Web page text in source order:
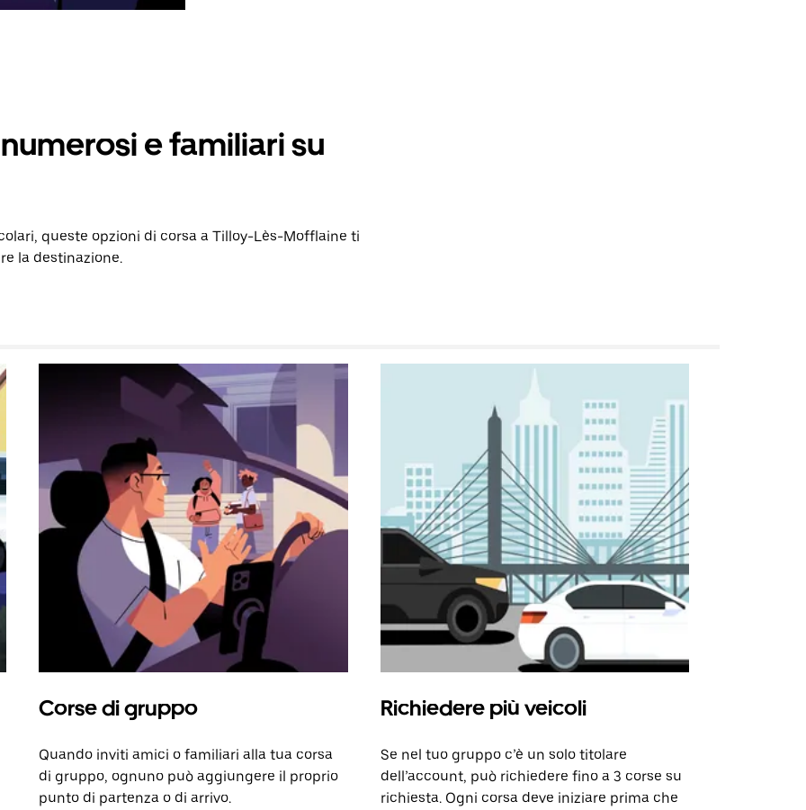
e familiari su
queste opzioni di corsa a Tilloy-Lès-Mofflaine ti
la destinazione.
Corse di gruppo
Quando inviti amici o familiari alla tua corsa
di gruppo, ognuno può aggiungere il proprio
punto di partenza o di arrivo.
Richiedere più veicoli
Se nel tuo gruppo c’è un solo titolare
dell’account, può richiedere fino a 3 corse su
richiesta. Ogni corsa deve iniziare prima che